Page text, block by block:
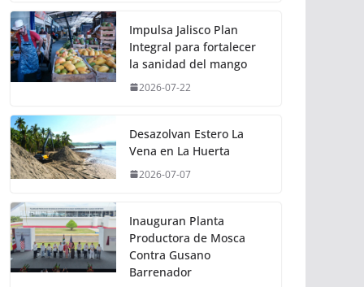
Impulsa Jalisco Plan
Integral para fortalecer
la sanidad del mango
2026-07-22
Desazolvan Estero La
Vena en La Huerta
2026-07-07
Inauguran Planta
Productora de Mosca
Contra Gusano
Barrenador